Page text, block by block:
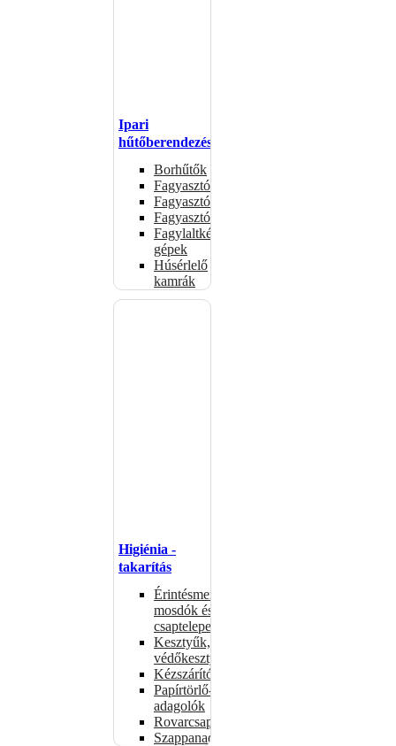
Ipari
hűtőberendezések
Borhűtők
Fagyasztóasztalok
Fagyasztóládák
Fagyasztószekrények
Fagylaltkészítő
gépek
Húsérlelő
kamrák
Higiénia -
takarítás
Érintésmentes
mosdók és
csaptelepek
Kesztyűk,
védőkesztyűk
Kézszárítók
Papírtörlő-
adagolók
Rovarcsapdák
Szappanadagolók